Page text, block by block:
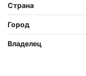
Страна
Город
Владелец